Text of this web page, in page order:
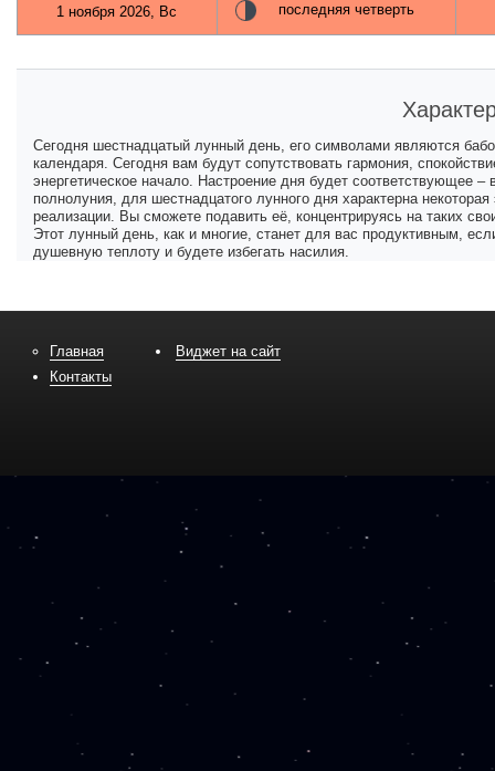
1 ноября 2026, Вс последняя четверть
Сегодня шестнадцатый лунный день, его символами являются
календаря. Сегодня вам будут сопутствовать гармония,
энергетическое начало. Настроение дня будет соответствующее
полнолуния, для шестнадцатого лунного дня характерна
реализации. Вы сможете подавить её, концентрируясь на таких
Этот лунный день, как и многие, станет для вас продуктивным,
душевную теплоту и будете избегать насилия.
Главная
Контакты
Виджет на сайт